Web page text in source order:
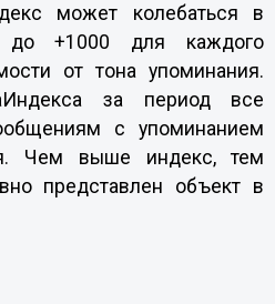
может колебаться в
до +1000 для каждого
от тона упоминания.
за период все
с упоминанием
Чем выше индекс, тем
представлен объект в